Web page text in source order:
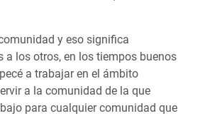
y eso significa
a los otros, en los tiempos buenos
a trabajar en el ámbito
a la comunidad de la que
para cualquier comunidad que